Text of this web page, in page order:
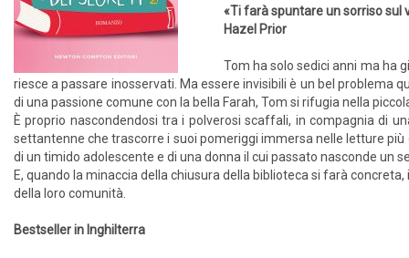
«Ti farà spuntare un sorriso sul
Hazel Prior
Tom ha solo sedici anni ma ha
riesce a passare inosservati. Ma essere invisibili è un bel problema
di una passione comune con la bella Farah, Tom si rifugia nella
È proprio nascondendosi tra i polverosi scaffali, in compagnia di
settantenne che trascorre i suoi pomeriggi immersa nelle letture
di un timido adolescente e di una donna il cui passato nasconde un
E, quando la minaccia della chiusura della biblioteca si farà
della loro comunità.
Bestseller in Inghilterra